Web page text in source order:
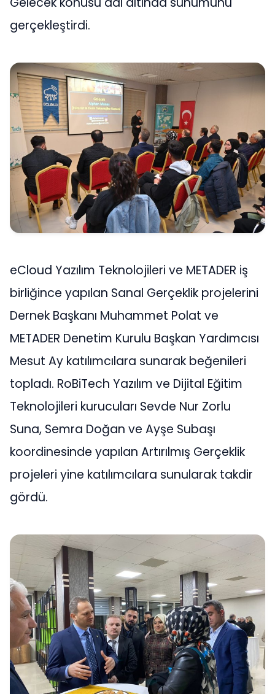
gerçekleştirdi.
eCloud Yazılım Teknolojileri ve METADER iş
birliğince yapılan Sanal Gerçeklik projelerini
Dernek Başkanı Muhammet Polat ve
METADER Denetim Kurulu Başkan Yardımcısı
Mesut Ay katılımcılara sunarak beğenileri
topladı. RoBiTech Yazılım ve Dijital Eğitim
Teknolojileri kurucuları Sevde Nur Zorlu
Suna, Semra Doğan ve Ayşe Subaşı
koordinesinde yapılan Artırılmış Gerçeklik
projeleri yine katılımcılara sunularak takdir
gördü.